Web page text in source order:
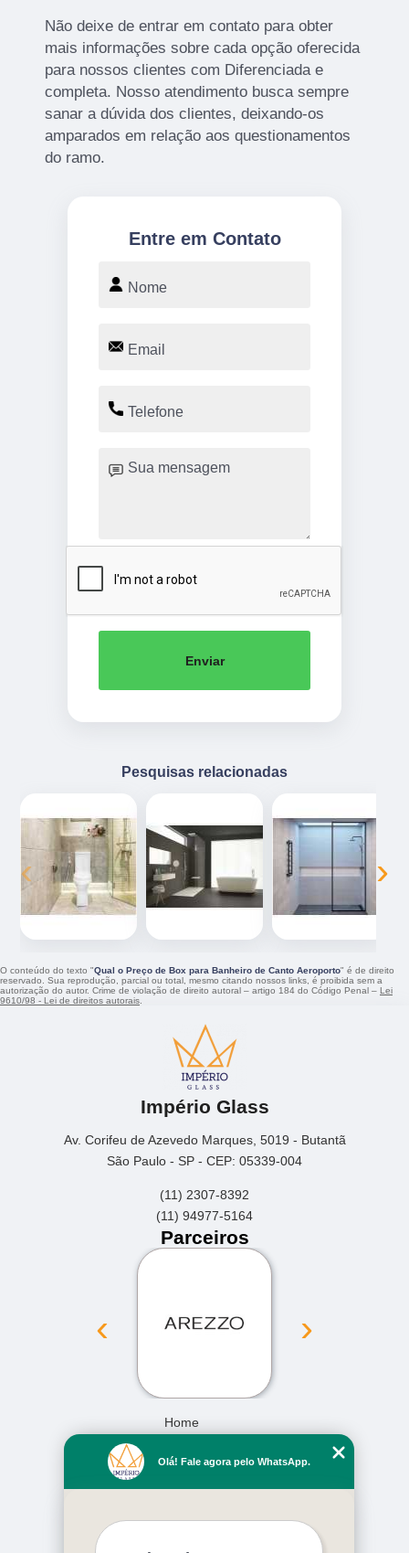
Não deixe de entrar em contato para obter
mais informações sobre cada opção oferecida
para nossos clientes com Diferenciada e
completa. Nosso atendimento busca sempre
sanar a dúvida dos clientes, deixando-os
amparados em relação aos questionamentos
do ramo.
Entre em Contato
Enviar
Pesquisas relacionadas
‹ ›
O conteúdo do texto "Qual o Preço de Box para Banheiro de Canto Aeroporto" é de direito
reservado. Sua reprodução, parcial ou total, mesmo citando nossos links, é proibida sem a
autorização do autor. Crime de violação de direito autoral – artigo 184 do Código Penal – Lei
9610/98 - Lei de direitos autorais.
Império Glass
Av. Corifeu de Azevedo Marques, 5019 - Butantã
São Paulo - SP - CEP: 05339-004
(11) 2307-8392
(11) 94977-5164
Parceiros
‹ ›
Home
Missão
Serviços
Mais Serviços
Olá! Fale agora pelo WhatsApp.